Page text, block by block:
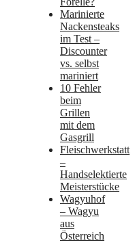
Marinierte
Nackensteaks
im Test –
Discounter
vs. selbst
mariniert
10 Fehler
beim
Grillen
mit dem
Gasgrill
Fleischwerkstatt
–
Handselektierte
Meisterstücke
Wagyuhof
– Wagyu
aus
Österreich